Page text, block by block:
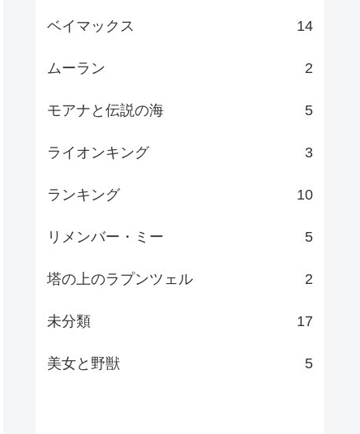
ベイマックス 14
ムーラン 2
モアナと伝説の海 5
ライオンキング 3
ランキング 10
リメンバー・ミー 5
塔の上のラプンツェル 2
未分類 17
美女と野獣 5